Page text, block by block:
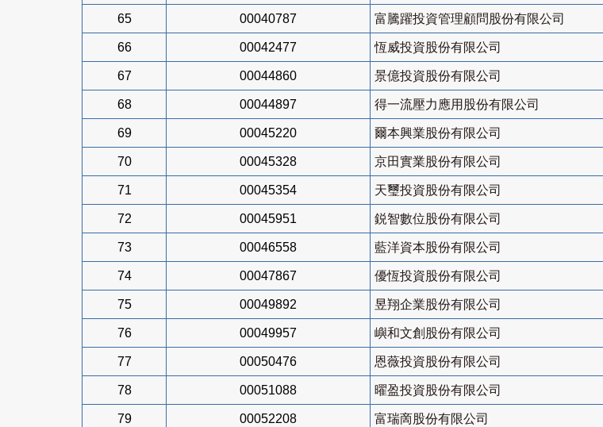
65 00040787 富騰躍投資管理顧問股份有限公司
66 00042477 恆威投資股份有限公司
67 00044860 景億投資股份有限公司
68 00044897 得一流壓力應用股份有限公司
69 00045220 爾本興業股份有限公司
70 00045328 京田實業股份有限公司
71 00045354 天璽投資股份有限公司
72 00045951 鋭智數位股份有限公司
73 00046558 藍洋資本股份有限公司
74 00047867 優恆投資股份有限公司
75 00049892 昱翔企業股份有限公司
76 00049957 嶼和文創股份有限公司
77 00050476 恩薇投資股份有限公司
78 00051088 曜盈投資股份有限公司
79 00052208 富瑞啇股份有限公司